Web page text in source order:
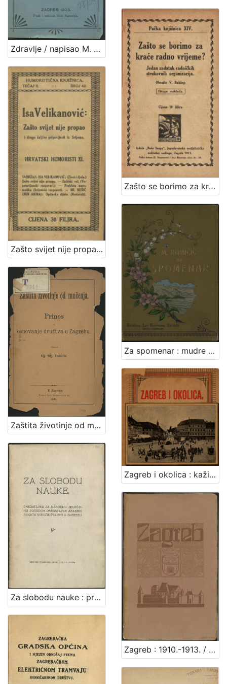
Zdravlje / napisao M. [Milan] Amruš
Zašto svijet nije propao i druge šaljive pripovijesti iz Srijema / Isa Velikanović
Zašto se borimo za kraće radno vrijeme? : jedan zadatak radničkih strukovnih organizacija / obradio V. Bukšeg
Zaštita životinje od mučenja : prinos za osnovanje družtva u Zagrebu / sastavio Gj. Stj. Dežalić
Za spomenar : mudre izreke iz naše književnosti / pribrala Marija Kumičić. Zagreb, [1896]. [Knjiga]
Za slobodu nauke : predstavka za Narodnu skupštinu povodom predstavke Akadem. senata Sveučilišta SHS u Zagrebu / [Branko Vodnik ... et al.]
Zagreb i okolica : kažiput za urodjenike i strance : sa 43 slike i 2 nacrta / složio A. Hudovski
Zagreb : 1910.-1913. / [napisao Vjekoslav Klaić]